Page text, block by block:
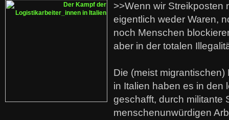
>>Wenn wir Streikposten
eigentlich weder Waren,
noch Menschen
aber in der totalen
Die (meist
in Italien haben es in den
geschafft, durch militante
menschenunwürdigen